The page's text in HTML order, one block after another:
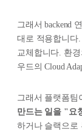
그래서 backend
대로 적용합니다
교체합니다. 환
우드의 Cloud
그래서 플랫폼팀
만드는 일을 "요
하거나 슬랙으로